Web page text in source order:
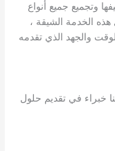
وتجميع جميع أنواع
الخدمة الشيقة ،
والجهد الذي تقدمه
إننا خبراء في تقديم حلول